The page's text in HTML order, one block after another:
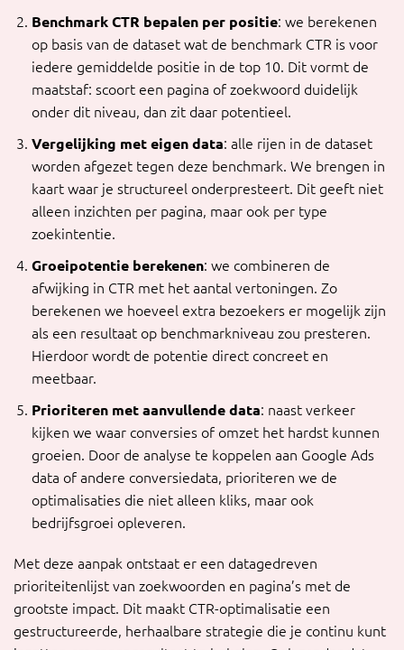
Benchmark CTR bepalen per positie: we berekenen
op basis van de dataset wat de benchmark CTR is voor
iedere gemiddelde positie in de top 10. Dit vormt de
maatstaf: scoort een pagina of zoekwoord duidelijk
onder dit niveau, dan zit daar potentieel.
Vergelijking met eigen data: alle rijen in de dataset
worden afgezet tegen deze benchmark. We brengen in
kaart waar je structureel onderpresteert. Dit geeft niet
alleen inzichten per pagina, maar ook per type
zoekintentie.
Groeipotentie berekenen: we combineren de
afwijking in CTR met het aantal vertoningen. Zo
berekenen we hoeveel extra bezoekers er mogelijk zijn
als een resultaat op benchmarkniveau zou presteren.
Hierdoor wordt de potentie direct concreet en
meetbaar.
Prioriteren met aanvullende data: naast verkeer
kijken we waar conversies of omzet het hardst kunnen
groeien. Door de analyse te koppelen aan Google Ads
data of andere conversiedata, prioriteren we de
optimalisaties die niet alleen kliks, maar ook
bedrijfsgroei opleveren.
Met deze aanpak ontstaat er een datagedreven
prioriteitenlijst van zoekwoorden en pagina’s met de
grootste impact. Dit maakt CTR-optimalisatie een
gestructureerde, herhaalbare strategie die je continu kunt